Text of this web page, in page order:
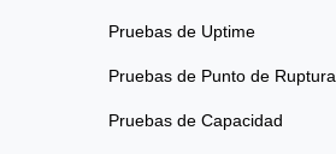
Pruebas de Uptime
Pruebas de Punto de Ruptura
Pruebas de Capacidad